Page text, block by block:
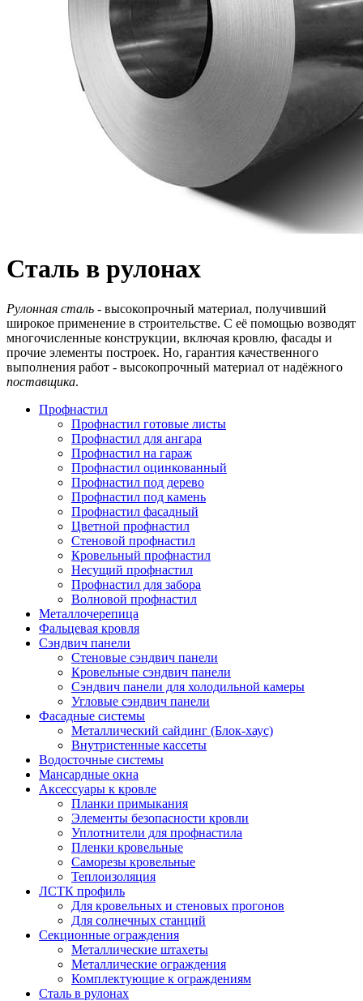
Сталь в рулонах
Рулонная сталь - высокопрочный материал, получивший
широкое применение в строительстве. С её помощью возводят
многочисленные конструкции, включая кровлю, фасады и
прочие элементы построек. Но, гарантия качественного
выполнения работ - высокопрочный материал от надёжного
поставщика.
Профнастил
Профнастил готовые листы
Профнастил для ангара
Профнастил на гараж
Профнастил оцинкованный
Профнастил под дерево
Профнастил под камень
Профнастил фасадный
Цветной профнастил
Стеновой профнастил
Кровельный профнастил
Несущий профнастил
Профнастил для забора
Волновой профнастил
Металлочерепица
Фальцевая кровля
Сэндвич панели
Стеновые сэндвич панели
Кровельные сэндвич панели
Сэндвич панели для холодильной камеры
Угловые сэндвич панели
Фасадные системы
Металлический сайдинг (Блок-хаус)
Внутристенные кассеты
Водосточные системы
Мансардные окна
Аксессуары к кровле
Планки примыкания
Элементы безопасности кровли
Уплотнители для профнастила
Пленки кровельные
Саморезы кровельные
Теплоизоляция
ЛСТК профиль
Для кровельных и стеновых прогонов
Для солнечных станций
Секционные ограждения
Металлические штахеты
Металлические ограждения
Комплектующие к ограждениям
Сталь в рулонах